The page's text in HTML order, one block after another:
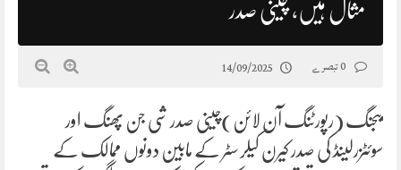
مثال ہیں، چینی صدر
14/09/2025
بیجنگ (رپورٹنگ آن لائن)چینی صدر شی جن پھنگ اور
سوئٹزرلینڈ کی صدر کیرن کیلر سٹر کے مابین دونوں ممالک کے